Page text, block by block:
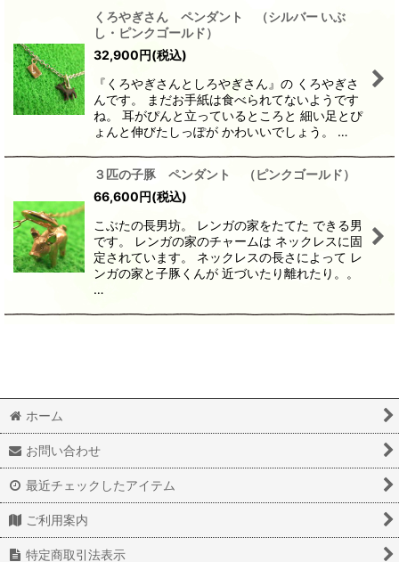
くろやぎさん ペンダント （シルバー いぶ
し・ピンクゴールド）
32,900円(税込)
『くろやぎさんとしろやぎさん』の くろやぎさ
んです。 まだお手紙は食べられてないようです
ね。 耳がぴんと立っているところと 細い足とぴ
ょんと伸びたしっぽが かわいいでしょう。 …
３匹の子豚 ペンダント （ピンクゴールド）
66,600円(税込)
こぶたの長男坊。 レンガの家をたてた できる男
です。 レンガの家のチャームは ネックレスに固
定されています。 ネックレスの長さによって レ
ンガの家と子豚くんが 近づいたり離れたり。。
…
ホーム
お問い合わせ
最近チェックしたアイテム
ご利用案内
特定商取引法表示